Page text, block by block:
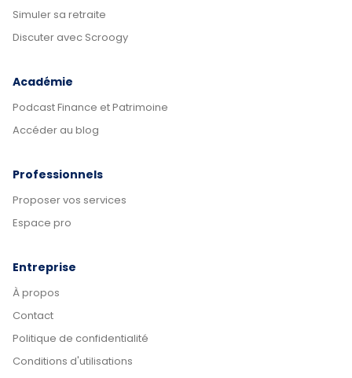
Simuler sa retraite
Discuter avec Scroogy
Académie
Podcast Finance et Patrimoine
Accéder au blog
Professionnels
Proposer vos services
Espace pro
Entreprise
À propos
Contact
Politique de confidentialité
Conditions d'utilisations